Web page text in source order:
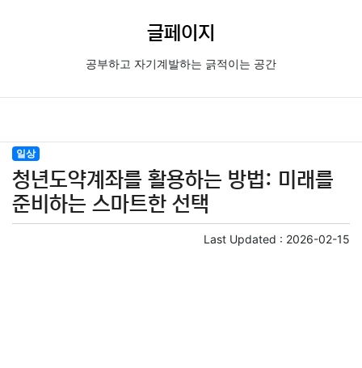
글페이지
공부하고 자기계발하는 긁적이는 공간
일상
청년도약계좌를 활용하는 방법: 미래를
준비하는 스마트한 선택
Last Updated : 2026-02-15